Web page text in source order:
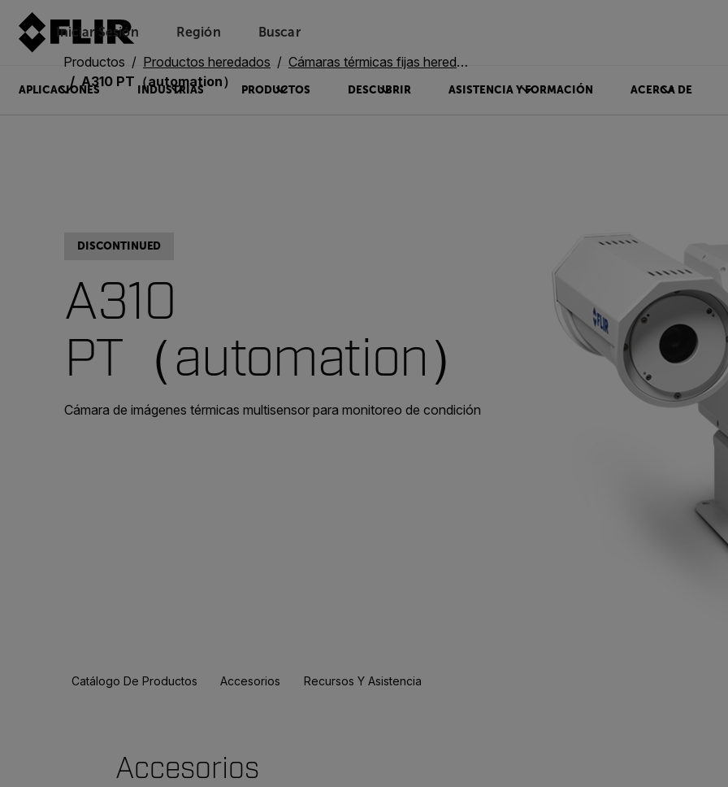
Iniciar Sesión Región Buscar
APLICACIONES INDUSTRIAS PRODUCTOS DESCUBRIR ASISTENCIA Y FORMACIÓN ACERCA DE
Productos Productos heredados
Cámaras térmicas fijas heredadas
A310 PT（automation）
DISCONTINUED
A310
PT（automation）
Cámara de imágenes térmicas multisensor para monitoreo de condición
Catálogo De Productos Accesorios Recursos Y Asistencia
Accesorios